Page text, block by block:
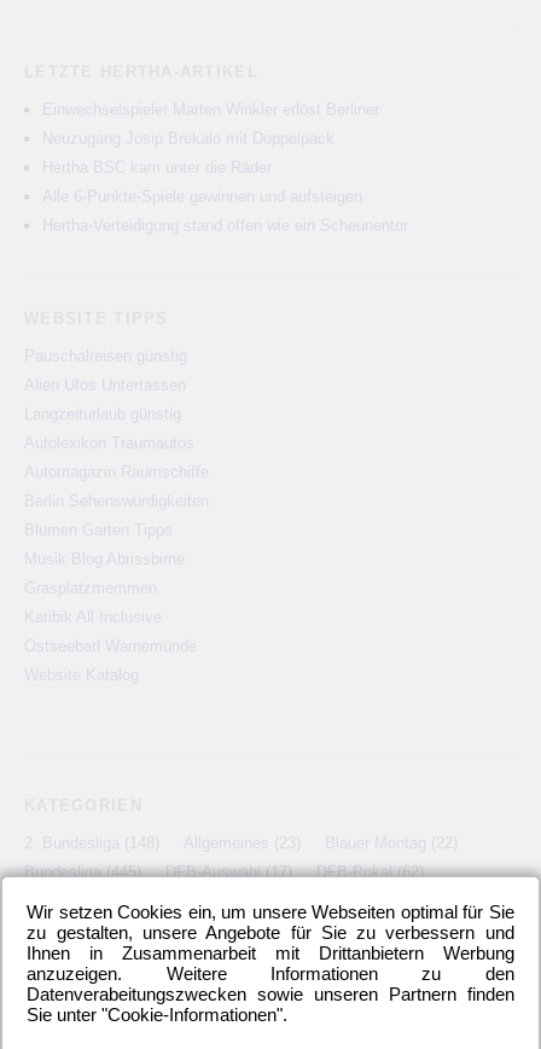
Einwechselspieler Marten Winkler erlöst Berliner
Neuzugang Josip Brekalo mit Doppelpack
Hertha BSC kam unter die Räder
Alle 6-Punkte-Spiele gewinnen und aufsteigen
Hertha-Verteidigung stand offen wie ein Scheunentor
Pauschalreisen günstig
Alien Ufos Untertassen
Langzeiturlaub günstig
Autolexikon Traumautos
Automagazin Raumschiffe
Berlin Sehenswürdigkeiten
Blumen Garten Tipps
Musik Blog Abrissbirne
Grasplatzmemmen
Karibik All Inclusive
Ostseebad Warnemünde
Website Katalog
2. Bundesliga (148) Allgemeines (23) Blauer Montag (22)
Bundesliga(445) DFB-Auswahl(17) DFB-Pokal(62)
Relegationsspiel
(4) Schiedsrichter (21) Transfers(7)
UEFA Europa League (22) UEFA-Cup (12)
Wir setzen Cookies ein, um unsere Webseiten optimal für Sie
zu gestalten, unsere Angebote für Sie zu verbessern und
Ihnen in Zusammenarbeit mit Drittanbietern Werbung
anzuzeigen. Weitere Informationen zu den
Datenverabeitungszwecken sowie unseren Partnern finden
Sie unter "Cookie-Informationen".